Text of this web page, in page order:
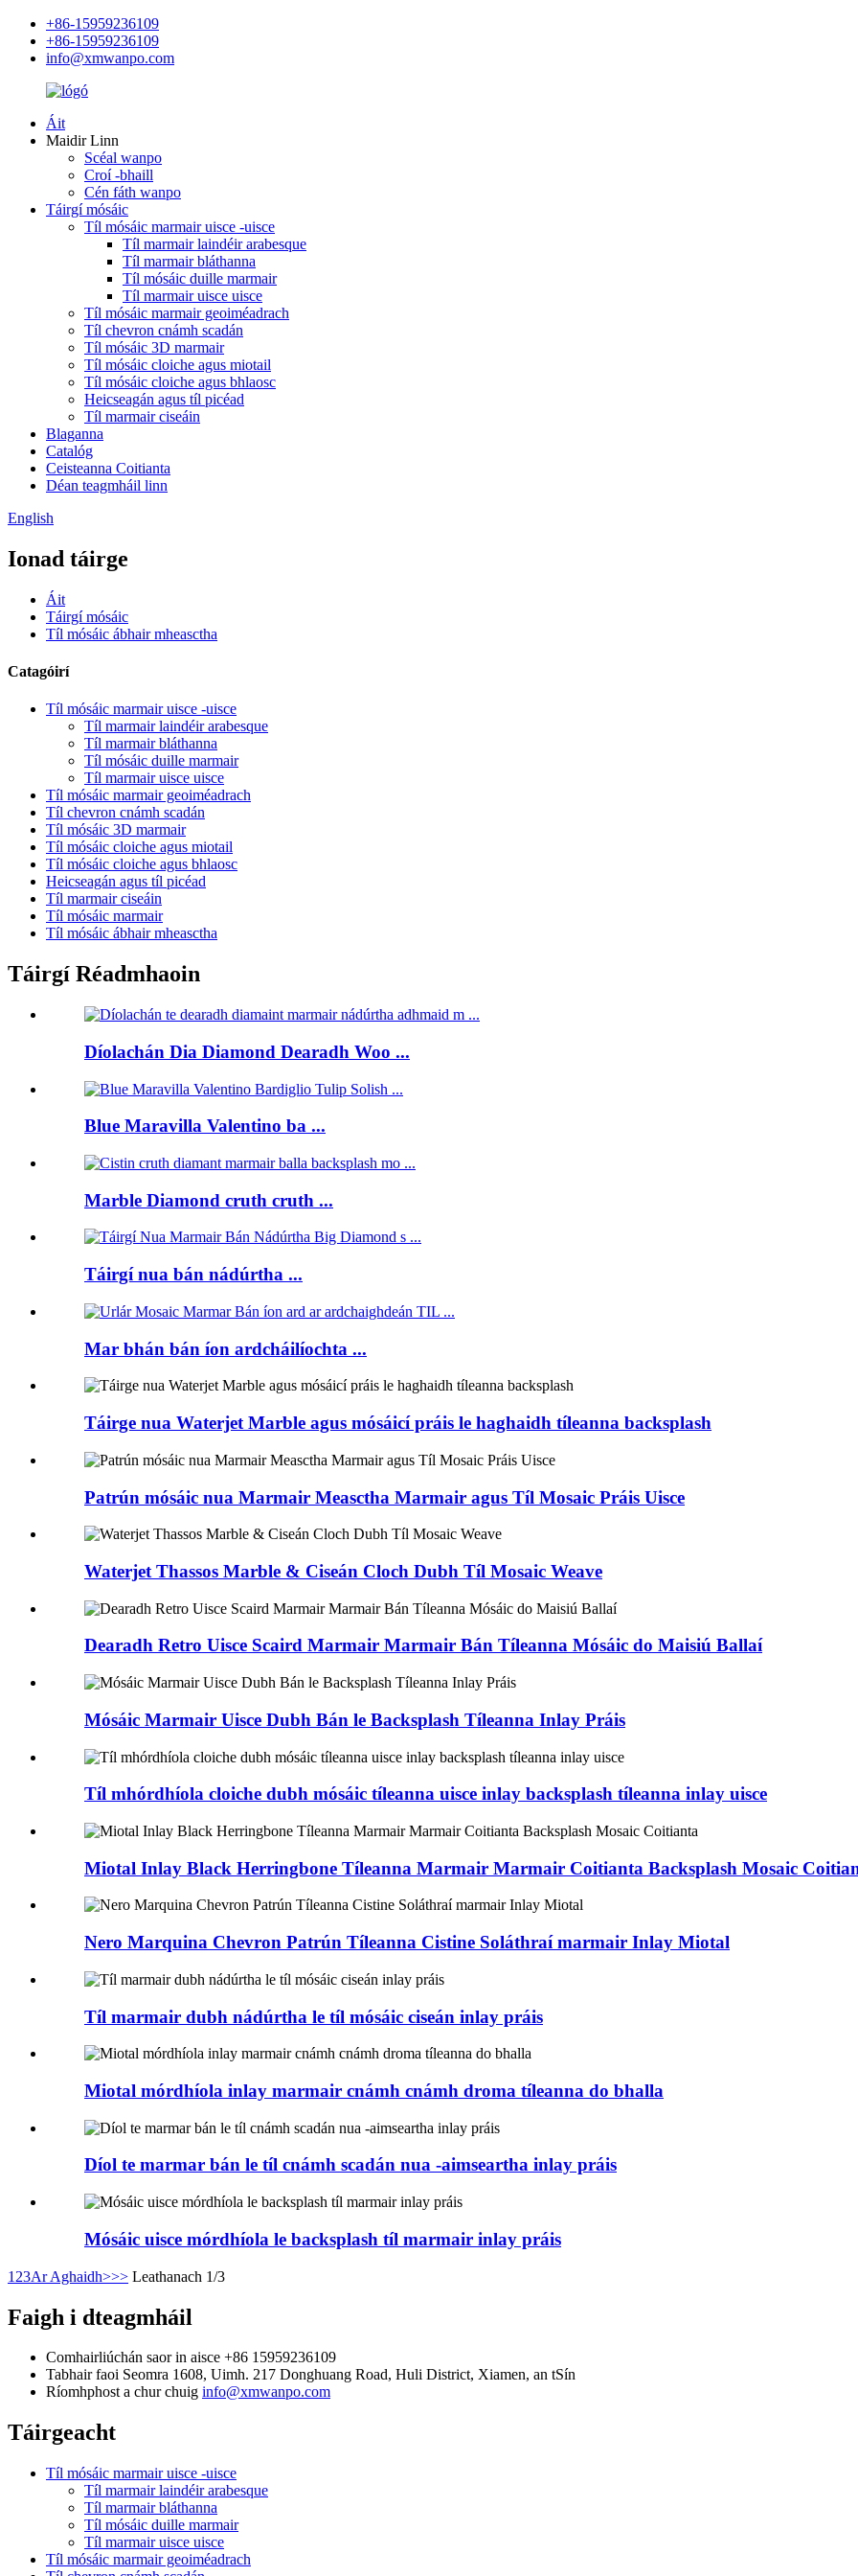
+86-15959236109
+86-15959236109
info@xmwanpo.com
Áit
Maidir Linn
Scéal wanpo
Croí -bhaill
Cén fáth wanpo
Táirgí mósáic
Tíl mósáic marmair uisce -uisce
Tíl marmair laindéir arabesque
Tíl marmair bláthanna
Tíl mósáic duille marmair
Tíl marmair uisce uisce
Tíl mósáic marmair geoiméadrach
Tíl chevron cnámh scadán
Tíl mósáic 3D marmair
Tíl mósáic cloiche agus miotail
Tíl mósáic cloiche agus bhlaosc
Heicseagán agus tíl picéad
Tíl marmair ciseáin
Blaganna
Catalóg
Ceisteanna Coitianta
Déan teagmháil linn
English
Ionad táirge
Áit
Táirgí mósáic
Tíl mósáic ábhair mheasctha
Catagóirí
Tíl mósáic marmair uisce -uisce
Tíl marmair laindéir arabesque
Tíl marmair bláthanna
Tíl mósáic duille marmair
Tíl marmair uisce uisce
Tíl mósáic marmair geoiméadrach
Tíl chevron cnámh scadán
Tíl mósáic 3D marmair
Tíl mósáic cloiche agus miotail
Tíl mósáic cloiche agus bhlaosc
Heicseagán agus tíl picéad
Tíl marmair ciseáin
Tíl mósáic marmair
Tíl mósáic ábhair mheasctha
Táirgí Réadmhaoin
Díolachán Dia Diamond Dearadh Woo ...
Blue Maravilla Valentino ba ...
Marble Diamond cruth cruth ...
Táirgí nua bán nádúrtha ...
Mar bhán bán íon ardcháilíochta ...
Táirge nua Waterjet Marble agus mósáicí práis le haghaidh tíleanna backsplash
Patrún mósáic nua Marmair Measctha Marmair agus Tíl Mosaic Práis Uisce
Waterjet Thassos Marble & Ciseán Cloch Dubh Tíl Mosaic Weave
Dearadh Retro Uisce Scaird Marmair Marmair Bán Tíleanna Mósáic do Maisiú Ballaí
Mósáic Marmair Uisce Dubh Bán le Backsplash Tíleanna Inlay Práis
Tíl mhórdhíola cloiche dubh mósáic tíleanna uisce inlay backsplash tíleanna inlay uisce
Miotal Inlay Black Herringbone Tíleanna Marmair Marmair Coitianta Backsplash Mosaic
Nero Marquina Chevron Patrún Tíleanna Cistine Soláthraí marmair Inlay Miotal
Tíl marmair dubh nádúrtha le tíl mósáic ciseán inlay práis
Miotal mórdhíola inlay marmair cnámh cnámh droma tíleanna do bhalla
Díol te marmar bán le tíl cnámh scadán nua -aimseartha inlay práis
Mósáic uisce mórdhíola le backsplash tíl marmair inlay práis
1 23Ar Aghaidh>>> Leathanach 1/3
Faigh i dteagmháil
Comhairliúchán saor in aisce +86 15959236109
Tabhair faoi Seomra 1608, Uimh. 217 Donghuang Road, Huli District, Xiamen, an tSín
Ríomhphost a chur chuig info@xmwanpo.com
Táirgeacht
Tíl mósáic marmair uisce -uisce
Tíl marmair laindéir arabesque
Tíl marmair bláthanna
Tíl mósáic duille marmair
Tíl marmair uisce uisce
Tíl mósáic marmair geoiméadrach